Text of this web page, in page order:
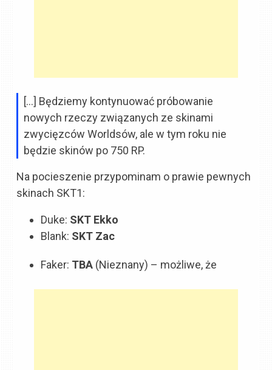
[…] Będziemy kontynuować próbowanie
nowych rzeczy związanych ze skinami
zwycięzców Worldsów, ale w tym roku nie
będzie skinów po 750 RP.
Na pocieszenie przypominam o prawie pewnych
skinach SKT1:
Duke: SKT Ekko
Blank: SKT Zac
Faker: TBA (Nieznany) – możliwe, że